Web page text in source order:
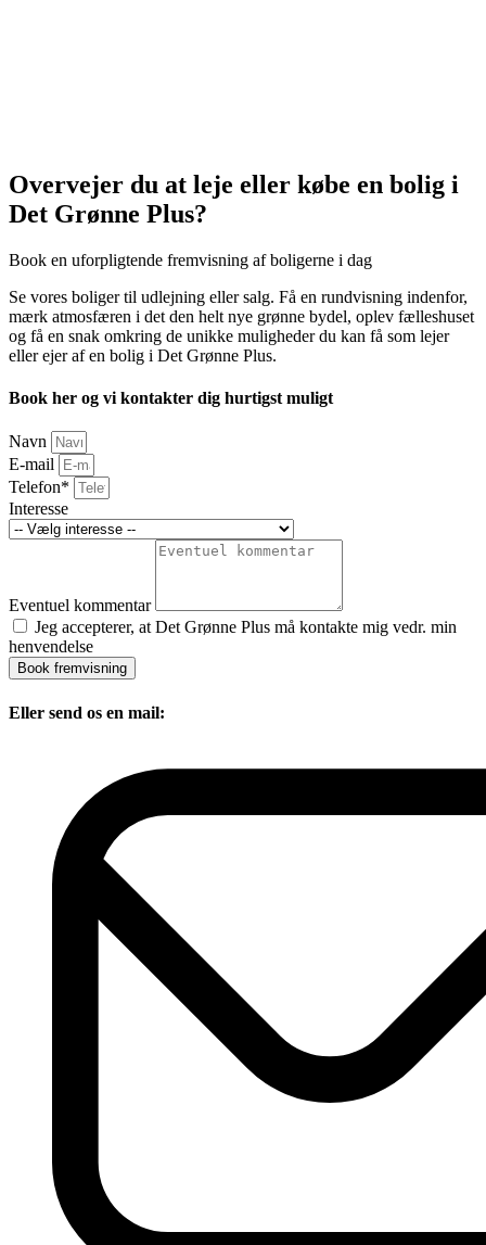
Overvejer du at leje eller købe en bolig i
Det Grønne Plus?
Book en uforpligtende fremvisning af boligerne i dag
Se vores boliger til udlejning eller salg. Få en rundvisning indenfor,
mærk atmosfæren i det den helt nye grønne bydel, oplev fælleshuset
og få en snak omkring de unikke muligheder du kan få som lejer
eller ejer af en bolig i Det Grønne Plus.
Book her og vi kontakter dig hurtigst muligt
Navn
E-mail
Telefon*
Interesse
Eventuel kommentar
Jeg accepterer, at Det Grønne Plus må kontakte mig vedr. min
henvendelse
Book fremvisning
Eller send os en mail: